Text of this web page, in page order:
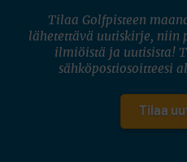
Tilaa Golfpisteen
lähetettävä uutiskirje, niin
ilmiöistä ja uutisista!
sähköpostiosoitteesi
Tilaa